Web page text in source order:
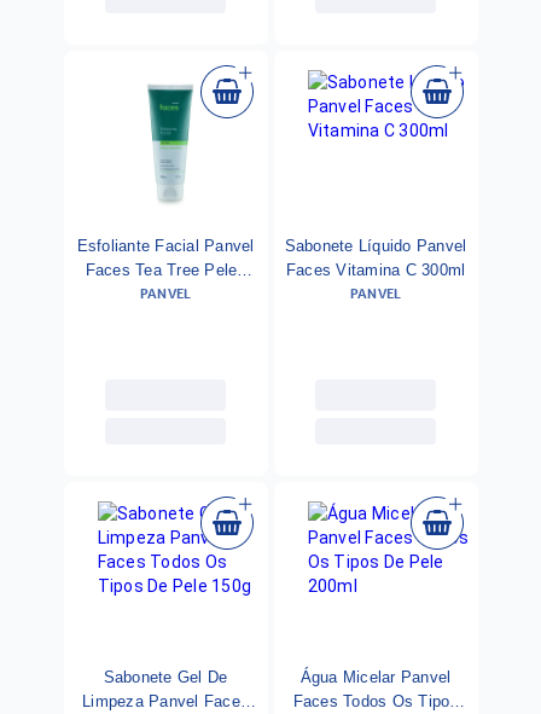
Esfoliante Facial Panvel
Faces Tea Tree Peles
Mistas A Oleosas 100g
PANVEL
Sabonete Líquido Panvel
Faces Vitamina C 300ml
PANVEL
Sabonete Gel De
Limpeza Panvel Faces
Água Micelar Panvel
Faces Todos Os Tipos